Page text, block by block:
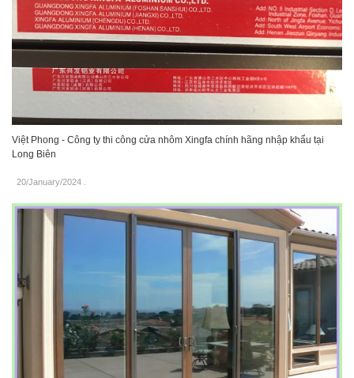
Việt Phong - Công ty thi công cửa nhôm Xingfa chính hãng nhập khẩu tại
Long Biên
20/January/2024